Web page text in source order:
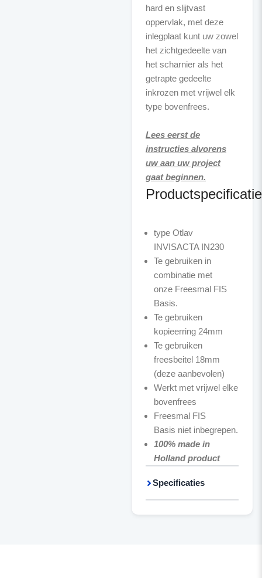
hard en slijtvast
oppervlak, met deze
inlegplaat kunt uw zowel
het zichtgedeelte van
het scharnier als het
getrapte gedeelte
inkrozen met vrijwel elk
type bovenfrees.
Lees eerst de
instructies alvorens
uw aan uw project
gaat beginnen.
type Otlav
INVISACTA IN230
Te gebruiken in
combinatie met
onze Freesmal FIS
Basis.
Te gebruiken
kopieerring 24mm
Te gebruiken
freesbeitel 18mm
(deze aanbevolen)
Werkt met vrijwel elke
bovenfrees
Freesmal FIS
Basis niet inbegrepen.
100% made in
Holland product
Specificaties